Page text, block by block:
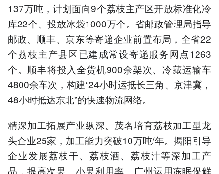
137万吨，计划面向9个荔枝主产区开放标准化冷
库22个、投放冰袋1000万个。省邮政管理局指导
邮政、顺丰、京东等寄递企业前置布局，全省22
个荔枝主产县区已建成常设寄递服务网点1263
个。顺丰将投入全货机900余架次、冷藏运输车
4800余车次，构建“24小时运抵长三角、京津冀，
48小时抵达东北”的快速物流网络。
精深加工拓展产业纵深。茂名培育荔枝加工型龙
头企业25家，加工能力突破10万吨/年。揭阳引导
企业发展荔枝干、荔枝酒、荔枝汁等深加工产
品，提高次果、小果利用率。广州运用冻眠保鲜